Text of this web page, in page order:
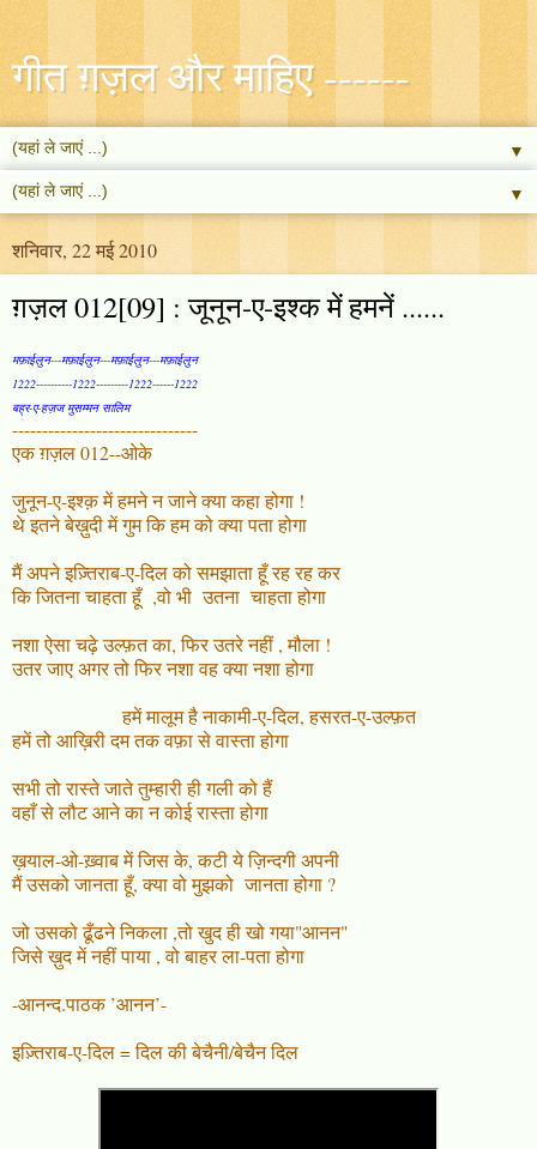
गीत ग़ज़ल और माहिए ------
▼
▼
शनिवार, 22 मई 2010
ग़ज़ल 012[09] : जूनून-ए-इश्क में हमनें ......
मफ़ाईलुन---मफ़ाईलुन---मफ़ाईलुन---मफ़ाईलुन
1222----------1222---------1222------1222
बह्र-ए-हज़ज मुसम्मन सालिम
-------------------------------
एक ग़ज़ल 012--ओके
जुनून-ए-इश्क़ में हमने न जाने क्या कहा होगा !
थे इतने बेख़ुदी में गुम कि हम को क्या पता होगा
मैं अपने इज़्तिराब-ए-दिल को समझाता हूँ रह रह कर
कि जितना चाहता हूँ ,वो भी उतना चाहता होगा
नशा ऐसा चढ़े उल्फ़त का, फिर उतरे नहीं , मौला !
उतर जाए अगर तो फिर नशा वह क्या नशा होगा
हमें मालूम है नाकामी-ए-दिल, हसरत-ए-उल्फ़त
हमें तो आख़िरी दम तक वफ़ा से वास्ता होगा
सभी तो रास्ते जाते तुम्हारी ही गली को हैं
वहाँ से लौट आने का न कोई रास्ता होगा
ख़याल-ओ-ख़्वाब में जिस के, कटी ये ज़िन्दगी अपनी
मैं उसको जानता हूँ, क्या वो मुझको जानता होगा ?
जो उसको ढूँढने निकला ,तो खुद ही खो गया"आनन"
जिसे ख़ुद में नहीं पाया , वो बाहर ला-पता होगा
-आनन्द.पाठक ’आनन’-
इज़्तिराब-ए-दिल = दिल की बेचैनी/बेचैन दिल